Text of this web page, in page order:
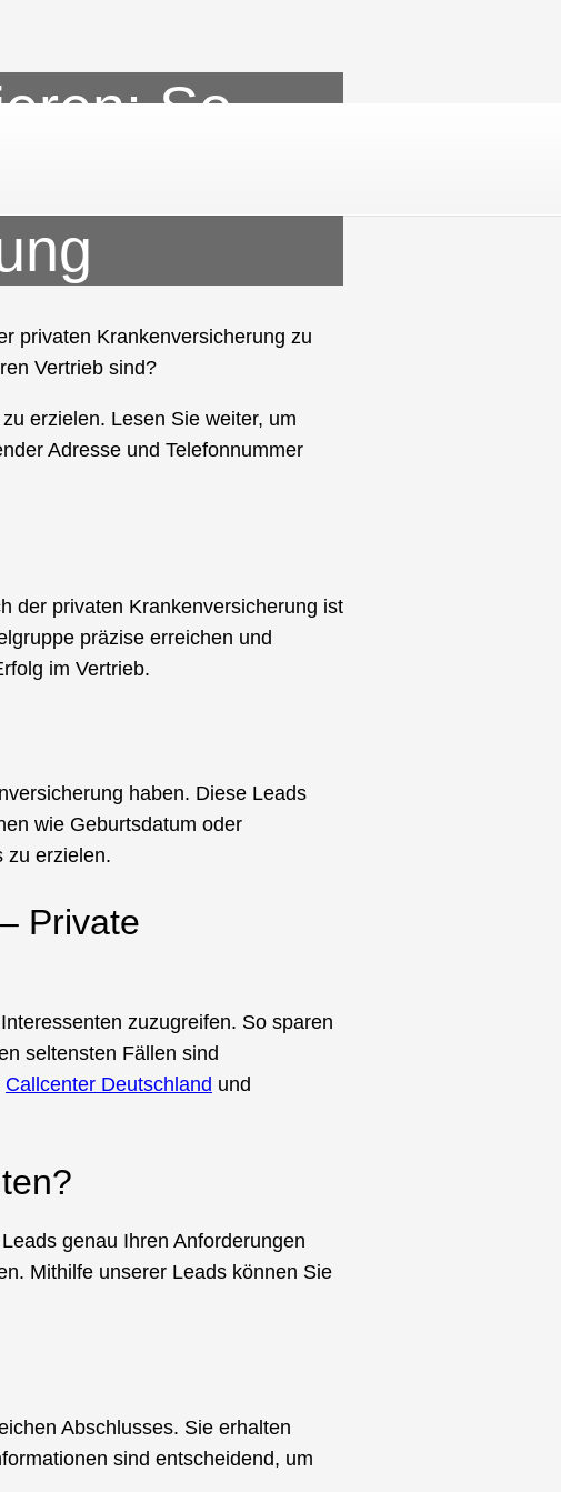
So
für die
privaten Krankenversicherung zu
Vertrieb sind?
erzielen. Lesen Sie weiter, um
Adresse und Telefonnummer
der privaten Krankenversicherung ist
präzise erreichen und
im Vertrieb.
haben. Diese Leads
wie Geburtsdatum oder
zu erzielen.
Private
zuzugreifen. So sparen
seltensten Fällen sind
Callcenter Deutschland und
genau Ihren Anforderungen
Mithilfe unserer Leads können Sie
Abschlusses. Sie erhalten
sind entscheidend, um